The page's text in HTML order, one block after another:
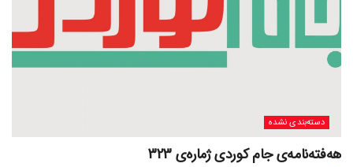
دسته‌بندی نشده
هەفتەنامەی جام کوردی ژمارەی 323